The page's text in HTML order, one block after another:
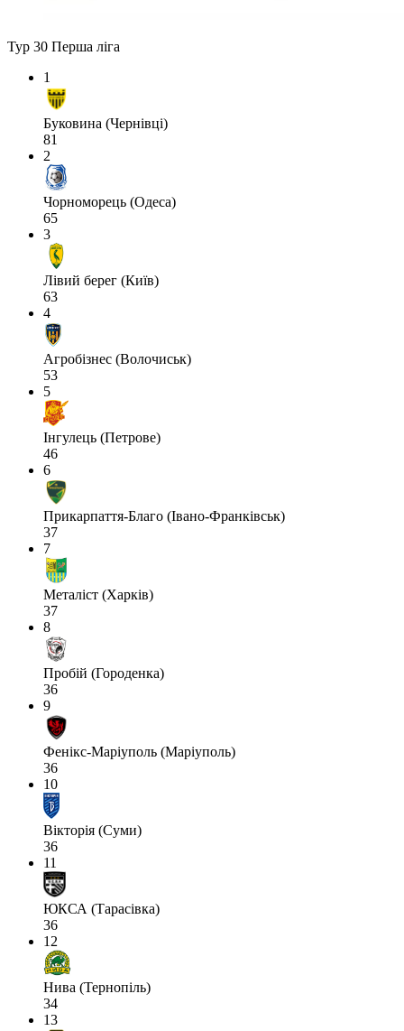
Тур 30 Перша ліга
1
Буковина (Чернівці)
81
2
Чорноморець (Одеса)
65
3
Лівий берег (Київ)
63
4
Агробізнес (Волочиськ)
53
5
Інгулець (Петрове)
46
6
Прикарпаття-Благо (Івано-Франківськ)
37
7
Металіст (Харків)
37
8
Пробій (Городенка)
36
9
Фенікс-Маріуполь (Маріуполь)
36
10
Вікторія (Суми)
36
11
ЮКСА (Тарасівка)
36
12
Нива (Тернопіль)
34
13